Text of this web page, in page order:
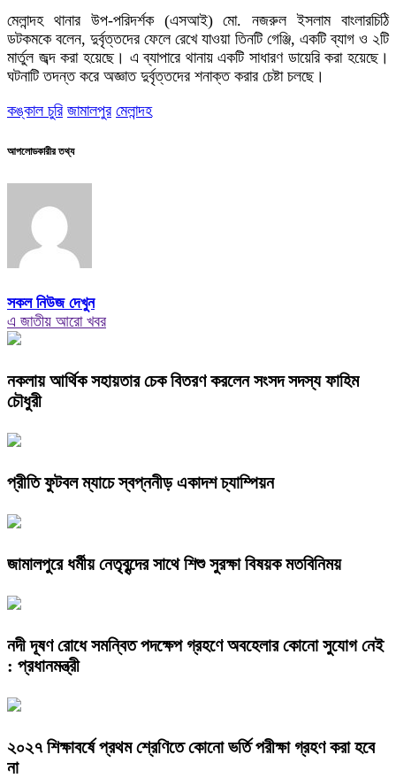
মেলান্দহ থানার উপ-পরিদর্শক (এসআই) মো. নজরুল ইসলাম বাংলারচিঠি
ডটকমকে বলেন, দুর্বৃত্তদের ফেলে রেখে যাওয়া তিনটি গেঞ্জি, একটি ব্যাগ ও ২টি
মার্তুল জব্দ করা হয়েছে। এ ব্যাপারে থানায় একটি সাধারণ ডায়েরি করা হয়েছে।
ঘটনাটি তদন্ত করে অজ্ঞাত দুর্বৃত্তদের শনাক্ত করার চেষ্টা চলছে।
কঙ্কাল চুরি জামালপুর মেলান্দহ
আপলোডকারীর তথ্য
সকল নিউজ দেখুন
এ জাতীয় আরো খবর
নকলায় আর্থিক সহায়তার চেক বিতরণ করলেন সংসদ সদস্য ফাহিম
চৌধুরী
প্রীতি ফুটবল ম্যাচে স্বপ্ননীড় একাদশ চ্যাম্পিয়ন
জামালপুরে ধর্মীয় নেতৃবৃন্দের সাথে শিশু সুরক্ষা বিষয়ক মতবিনিময়
নদী দূষণ রোধে সমন্বিত পদক্ষেপ গ্রহণে অবহেলার কোনো সুযোগ নেই
: প্রধানমন্ত্রী
২০২৭ শিক্ষাবর্ষে প্রথম শ্রেণিতে কোনো ভর্তি পরীক্ষা গ্রহণ করা হবে
না